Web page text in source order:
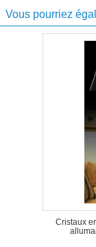
Vous pourriez
Cristaux